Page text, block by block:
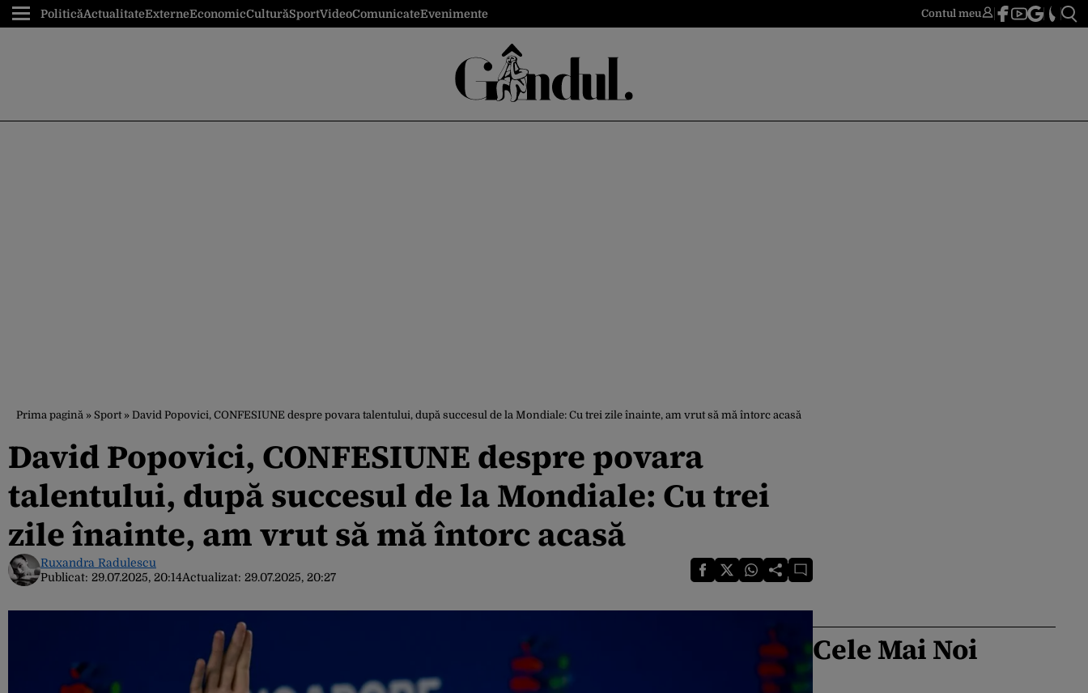
PoliticăActualitateExterneEconomicCulturăSportVideoComunicateEvenimente Contul meu
Prima pagină » Sport» David Popovici, CONFESIUNE despre povara talentului, după succesul de la Mondiale: Cu trei zile înainte, am vrut să mă întorc acasă
David Popovici, CONFESIUNE despre povara
talentului, după succesul de la Mondiale: Cu trei
zile înainte, am vrut să mă întorc acasă
Ruxandra Radulescu
Publicat: 29.07.2025, 20:14Actualizat: 29.07.2025, 20:27
Cele Mai Noi